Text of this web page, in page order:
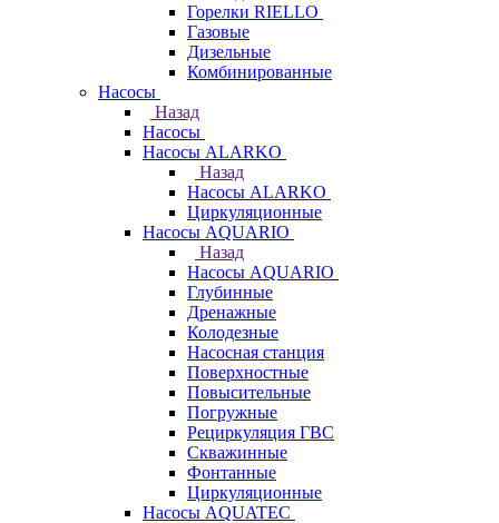
Горелки RIELLO
Газовые
Дизельные
Комбинированные
Насосы
Назад
Насосы
Насосы ALARKO
Назад
Насосы ALARKO
Циркуляционные
Насосы AQUARIO
Назад
Насосы AQUARIO
Глубинные
Дренажные
Колодезные
Насосная станция
Поверхностные
Повысительные
Погружные
Рециркуляция ГВС
Скважинные
Фонтанные
Циркуляционные
Насосы AQUATEC